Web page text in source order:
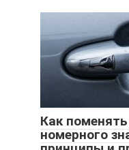
Как
номерного